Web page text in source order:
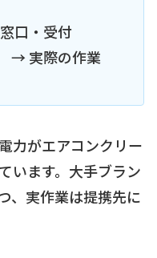
口・受付
→ 実際の作業
力がエアコンクリー
います。大手ブラン
、実作業は提携先に